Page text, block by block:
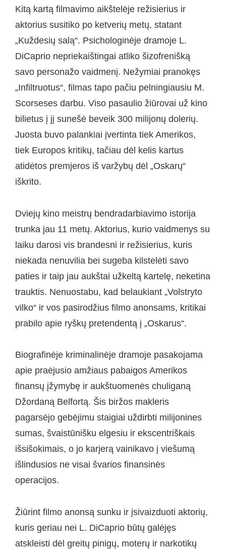
Kitą kartą filmavimo aikštelėje režisierius ir
aktorius susitiko po ketverių metų, statant
„Kuždesių salą“. Psichologinėje dramoje L.
DiCaprio nepriekaištingai atliko šizofrenišką
savo personažo vaidmenį. Nežymiai pranokęs
„Infiltruotus“, filmas tapo pačiu pelningiausiu M.
Scorseses darbu. Viso pasaulio žiūrovai už kino
bilietus į jį sunešė beveik 300 milijonų dolerių.
Juosta buvo palankiai įvertinta tiek Amerikos,
tiek Europos kritikų, tačiau dėl kelis kartus
atidėtos premjeros iš varžybų dėl „Oskarų“
iškrito.
Dviejų kino meistrų bendradarbiavimo istorija
trunka jau 11 metų. Aktorius, kurio vaidmenys su
laiku darosi vis brandesni ir režisierius, kuris
niekada nenuvilia bei sugeba kilstelėti savo
paties ir taip jau aukštai užkeltą kartelę, neketina
trauktis. Nenuostabu, kad belaukiant „Volstryto
vilko“ ir vos pasirodžius filmo anonsams, kritikai
prabilo apie ryškų pretendentą į „Oskarus“.
Biografinėje kriminalinėje dramoje pasakojama
apie praėjusio amžiaus pabaigos Amerikos
finansų įžymybę ir aukštuomenės chuliganą
Džordaną Belfortą. Šis biržos makleris
pagarsėjo gebėjimu staigiai uždirbti milijonines
sumas, švaistūnišku elgesiu ir ekscentriškais
išsišokimais, o jo karjerą vainikavo į viešumą
išlindusios ne visai švarios finansinės
operacijos.
Žiūrint filmo anonsą sunku ir įsivaizduoti aktorių,
kuris geriau nei L. DiCaprio būtų galėjęs
atskleisti dėl greitų pinigų, moterų ir narkotikų